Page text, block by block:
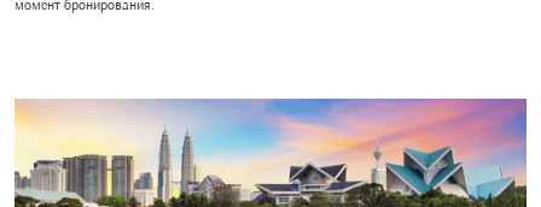
момент бронирования.